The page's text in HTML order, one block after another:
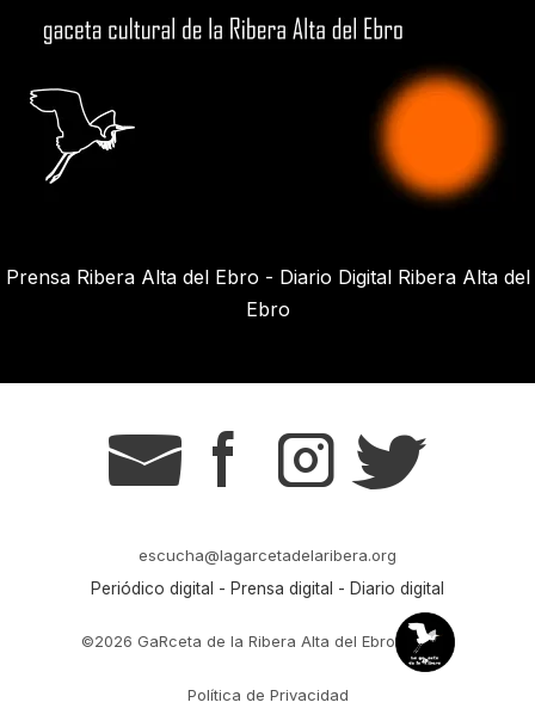
Prensa Ribera Alta del Ebro - Diario Digital Ribera Alta del
Ebro
g s t r
escucha@lagarcetadelaribera.org
Periódico digital - Prensa digital - Diario digital
©2026 GaRceta de la Ribera Alta del Ebro
Política de Privacidad